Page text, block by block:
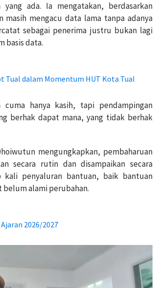
ada. Ia mengatakan, berdasarkan
masih mengacu data lama tanpa adanya
sebagai penerima justru bukan lagi
basis data.
Tual dalam Momentum HUT Kota Tual
hanya kasih, tapi pendampingan
berhak dapat mana, yang tidak berhak
mengungkapkan, pembaharuan
secara rutin dan disampaikan secara
kali penyaluran bantuan, baik bantuan
alami perubahan.
2026/2027